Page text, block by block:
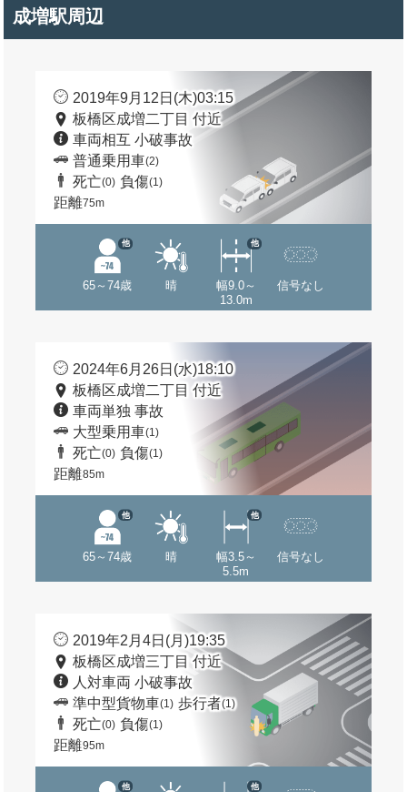
成増駅周辺
2019年9月12日(木)03:15
板橋区成増二丁目 付近
車両相互 小破事故
普通乗用車(2)
死亡(0) 負傷(1)
距離75m
65～74歳
他
晴
幅9.0～
13.0m
他
信号なし
2024年6月26日(水)18:10
板橋区成増二丁目 付近
車両単独 事故
大型乗用車(1)
死亡(0) 負傷(1)
距離85m
65～74歳
他
晴
幅3.5～
5.5m
他
信号なし
2019年2月4日(月)19:35
板橋区成増三丁目 付近
人対車両 小破事故
準中型貨物車(1) 歩行者(1)
死亡(0) 負傷(1)
距離95m
他 他